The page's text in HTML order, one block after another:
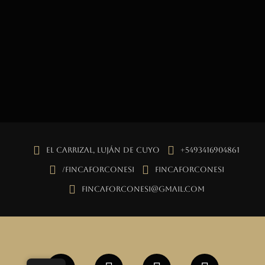
El Carrizal, Luján de Cuyo +5493416904861
/fincaforconesi fincaforconesi
fincaforconesi@gmail.com